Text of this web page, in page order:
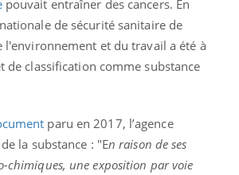
pouvait entraîner des cancers. En
nationale de sécurité sanitaire de
l'environnement et du travail a été à
de classification comme substance
paru en 2017, l’agence
la substance : "En raison de ses
chimiques, une exposition par voie